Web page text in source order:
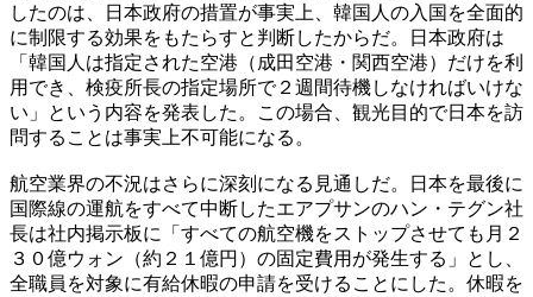
したのは、日本政府の措置が事実上、韓国人の入国を全面的
に制限する効果をもたらすと判断したからだ。日本政府は
「韓国人は指定された空港（成田空港・関西空港）だけを利
用でき、検疫所長の指定場所で２週間待機しなければいけな
い」という内容を発表した。この場合、観光目的で日本を訪
問することは事実上不可能になる。
航空業界の不況はさらに深刻になる見通しだ。日本を最後に
国際線の運航をすべて中断したエアプサンのハン・テグン社
長は社内掲示板に「すべての航空機をストップさせても月２
３０億ウォン（約２１億円）の固定費用が発生する」とし、
全職員を対象に有給休暇の申請を受けることにした。休暇を